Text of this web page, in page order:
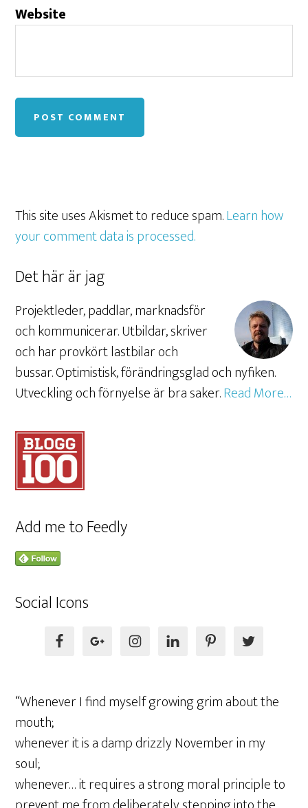
Website
This site uses Akismet to reduce spam.Learn how
your comment data is processed.
Det här är jag
Projektleder, paddlar, marknadsför
och kommunicerar. Utbildar, skriver
och har provkört lastbilar och
bussar. Optimistisk, förändringsglad och nyfiken.
Utveckling och förnyelse är bra saker.Read More…
Add me to Feedly
Social Icons
“Whenever I find myself growing grim about the
mouth;
whenever it is a damp drizzly November in my
soul;
whenever… it requires a strong moral principle to